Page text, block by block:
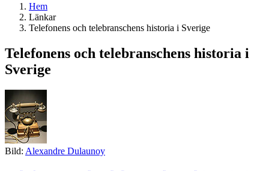
Hem
Länkar
Telefonens och telebranschens historia i Sverige
Telefonens och telebranschens historia i
Sverige
Bild: Alexandre Dulaunoy